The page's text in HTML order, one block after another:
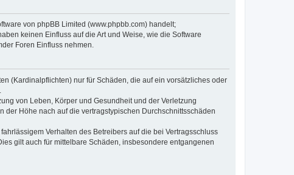
von phpBB Limited (www.phpbb.com) handelt;
keinen Einfluss auf die Art und Weise, wie die Software
Foren Einfluss nehmen.
(Kardinalpflichten) nur für Schäden, die auf ein vorsätzliches oder
von Leben, Körper und Gesundheit und der Verletzung
Höhe nach auf die vertragstypischen Durchschnittsschäden
Verhalten des Betreibers auf die bei Vertragsschluss
gilt auch für mittelbare Schäden, insbesondere entgangenen